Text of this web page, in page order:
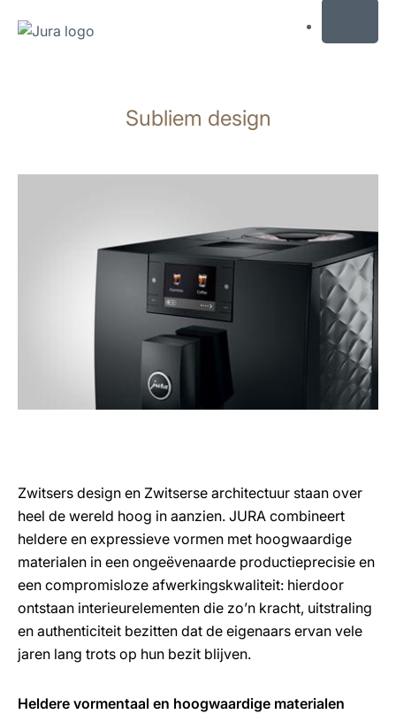
zoeken
Subliem design
Zwitsers design en Zwitserse architectuur staan over
heel de wereld hoog in aanzien. JURA combineert
heldere en expressieve vormen met hoogwaardige
materialen in een ongeëvenaarde productieprecisie en
een compromisloze afwerkingskwaliteit: hierdoor
ontstaan interieurelementen die zo’n kracht, uitstraling
en authenticiteit bezitten dat de eigenaars ervan vele
jaren lang trots op hun bezit blijven.
Heldere vormentaal en hoogwaardige materialen